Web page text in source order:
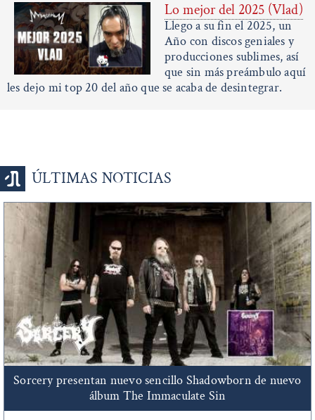
Lo mejor del 2025 (Vlad)
Llego a su fin el 2025, un
Año con discos geniales y
producciones sublimes, así
que sin más preámbulo aquí
les dejo mi top 20 del año que se acaba de desintegrar.
ÚLTIMAS NOTICIAS
Sorcery presentan nuevo sencillo Shadowborn de nuevo
álbum The Immaculate Sin